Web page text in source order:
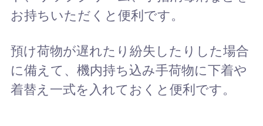
お持ちいただくと便利です。
預け荷物が遅れたり紛失したりした場合
に備えて、機内持ち込み手荷物に下着や
着替え一式を入れておくと便利です。